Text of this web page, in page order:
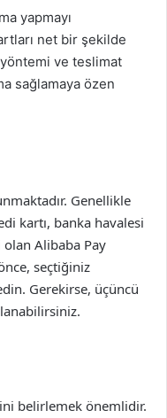
yapmayı
net bir şekilde
ve teslimat
sağlamaya özen
Genellikle
kartı, banka havalesi
olan Alibaba Pay
seçtiğiniz
Gerekirse, üçüncü
belirlemek önemlidir.